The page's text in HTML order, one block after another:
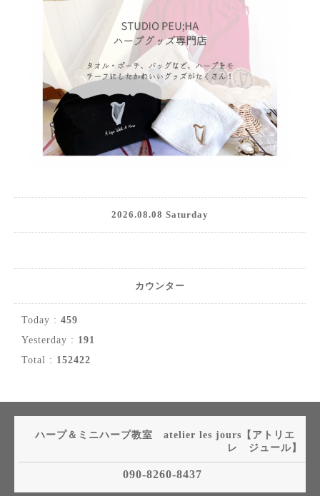
2026.08.08 Saturday
カウンター
Today : 459
Yesterday : 191
Total : 152422
ハープ＆ミニハープ教室 atelier les jours【アトリエ
レ ジュール】
090-8260-8437